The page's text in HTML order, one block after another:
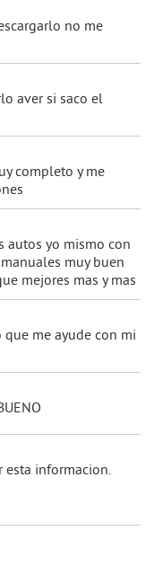
no me
aver si saco el
completo y me
autos yo mismo con
muy buen
mejores mas y mas
me ayude con mi
esta informacion.